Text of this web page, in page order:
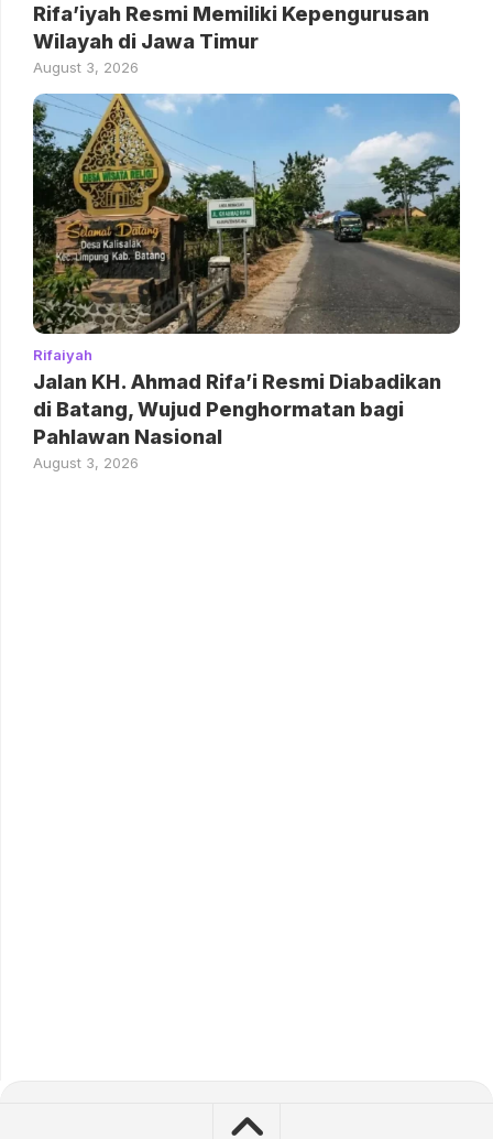
Rifa’iyah Resmi Memiliki Kepengurusan
Wilayah di Jawa Timur
August 3, 2026
Rifaiyah
Jalan KH. Ahmad Rifa’i Resmi Diabadikan
di Batang, Wujud Penghormatan bagi
Pahlawan Nasional
August 3, 2026